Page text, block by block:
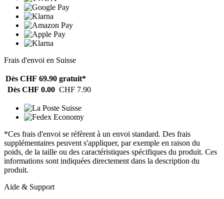
Frais d'envoi en Suisse
Dès CHF 69.90 gratuit*
Dès CHF 0.00 CHF 7.90
*Ces frais d'envoi se réfèrent à un envoi standard. Des frais
supplémentaires peuvent s'appliquer, par exemple en raison du
poids, de la taille ou des caractéristiques spécifiques du produit. Ces
informations sont indiquées directement dans la description du
produit.
Aide & Support